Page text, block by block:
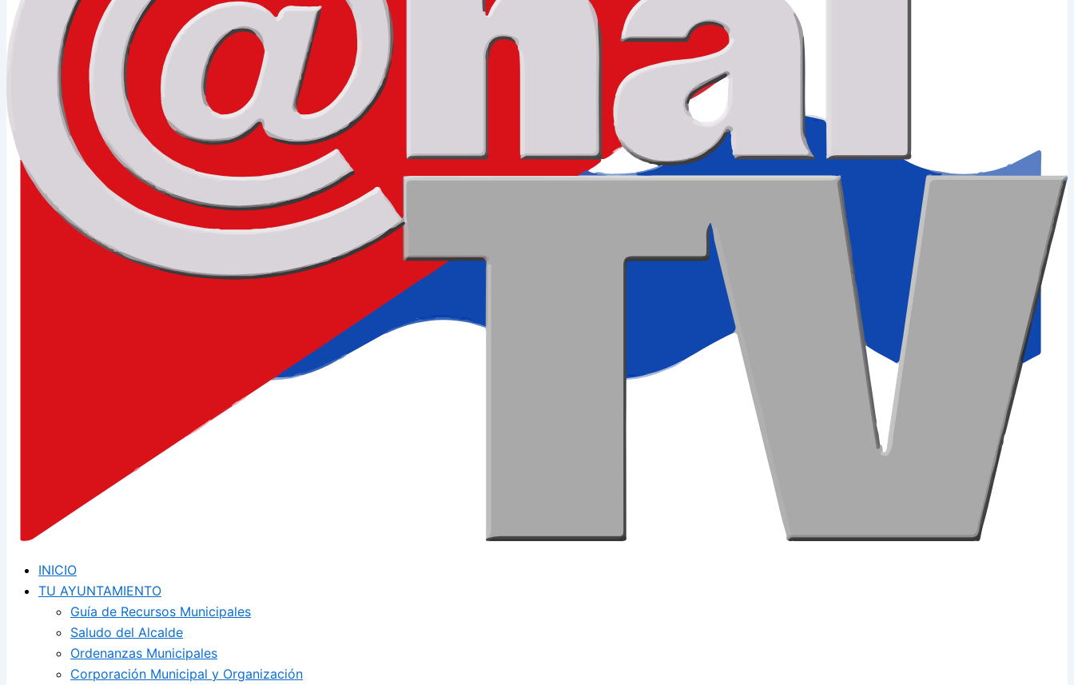
INICIO
TU AYUNTAMIENTO
Guía de Recursos Municipales
Saludo del Alcalde
Ordenanzas Municipales
Corporación Municipal y Organización